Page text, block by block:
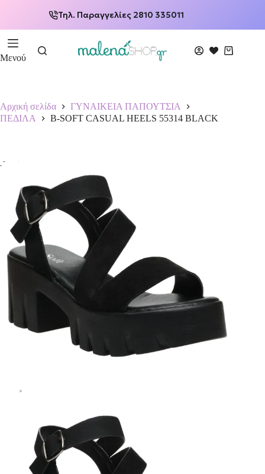
Τηλ. Παραγγελίες 2810 335011
Μενού
Αρχική σελίδα
ΓΥΝΑΙΚΕΙΑ ΠΑΠΟΥΤΣΙΑ
ΠΕΔΙΛΑ
B-SOFT CASUAL HEELS 55314 BLACK
-33%